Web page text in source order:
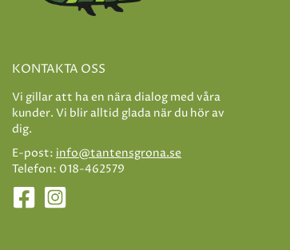
KONTAKTA OSS
Vi gillar att ha en nära dialog med våra
kunder. Vi blir alltid glada när du hör av
dig.
E-post: info@tantensgrona.se
Telefon: 018-462579